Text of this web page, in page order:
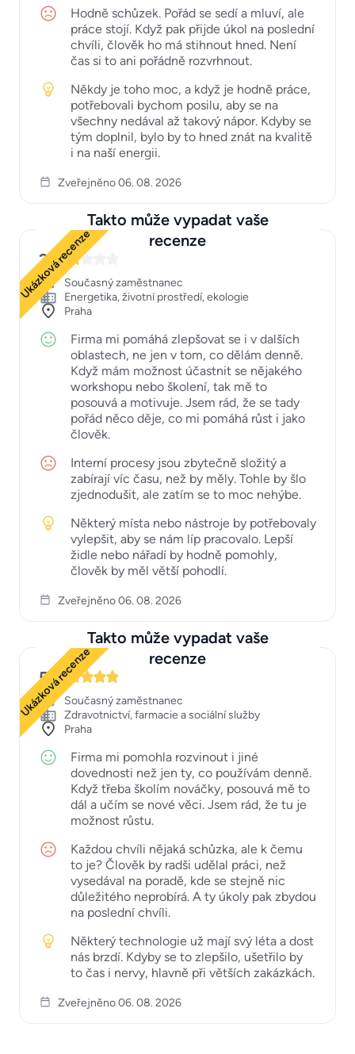
Hodně schůzek. Pořád se sedí a mluví, ale
práce stojí. Když pak přijde úkol na poslední
chvíli, člověk ho má stihnout hned. Není
čas si to ani pořádně rozvrhnout.
Někdy je toho moc, a když je hodně práce,
potřebovali bychom posilu, aby se na
všechny nedával až takový nápor. Kdyby se
tým doplnil, bylo by to hned znát na kvalitě
i na naší energii.
Zveřejněno 06. 08. 2026
Takto může vypadat vaše
recenze
Ukázková recenze
2
Současný zaměstnanec
Energetika, životní prostředí, ekologie
Praha
Firma mi pomáhá zlepšovat se i v dalších
oblastech, ne jen v tom, co dělám denně.
Když mám možnost účastnit se nějakého
workshopu nebo školení, tak mě to
posouvá a motivuje. Jsem rád, že se tady
pořád něco děje, co mi pomáhá růst i jako
člověk.
Interní procesy jsou zbytečně složitý a
zabírají víc času, než by měly. Tohle by šlo
zjednodušit, ale zatím se to moc nehýbe.
Některý místa nebo nástroje by potřebovaly
vylepšit, aby se nám líp pracovalo. Lepší
židle nebo nářadí by hodně pomohly,
člověk by měl větší pohodlí.
Zveřejněno 06. 08. 2026
Takto může vypadat vaše
recenze
Ukázková recenze
5
Současný zaměstnanec
Zdravotnictví, farmacie a sociální služby
Praha
Firma mi pomohla rozvinout i jiné
dovednosti než jen ty, co používám denně.
Když třeba školím nováčky, posouvá mě to
dál a učím se nové věci. Jsem rád, že tu je
možnost růstu.
Každou chvíli nějaká schůzka, ale k čemu
to je? Člověk by radši udělal práci, než
vysedával na poradě, kde se stejně nic
důležitého neprobírá. A ty úkoly pak zbydou
na poslední chvíli.
Některý technologie už mají svý léta a dost
nás brzdí. Kdyby se to zlepšilo, ušetřilo by
to čas i nervy, hlavně při větších zakázkách.
Zveřejněno 06. 08. 2026